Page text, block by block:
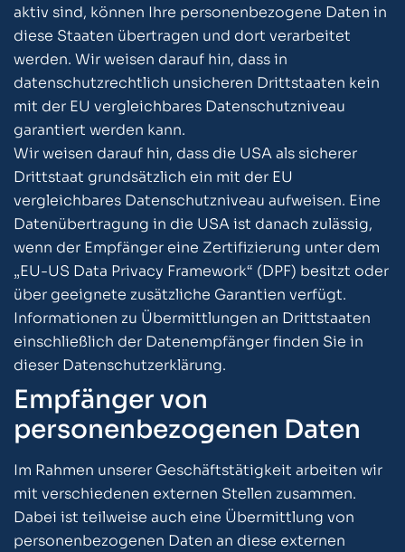
aktiv sind, können Ihre personenbezogene Daten in
diese Staaten übertragen und dort verarbeitet
werden. Wir weisen darauf hin, dass in
datenschutzrechtlich unsicheren Drittstaaten kein
mit der EU vergleichbares Datenschutzniveau
garantiert werden kann.
Wir weisen darauf hin, dass die USA als sicherer
Drittstaat grundsätzlich ein mit der EU
vergleichbares Datenschutzniveau aufweisen. Eine
Datenübertragung in die USA ist danach zulässig,
wenn der Empfänger eine Zertifizierung unter dem
„EU-US Data Privacy Framework“ (DPF) besitzt oder
über geeignete zusätzliche Garantien verfügt.
Informationen zu Übermittlungen an Drittstaaten
einschließlich der Datenempfänger finden Sie in
dieser Datenschutzerklärung.
Empfänger von
personenbezogenen Daten
Im Rahmen unserer Geschäftstätigkeit arbeiten wir
mit verschiedenen externen Stellen zusammen.
Dabei ist teilweise auch eine Übermittlung von
personenbezogenen Daten an diese externen